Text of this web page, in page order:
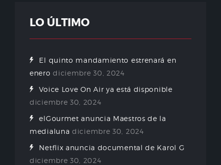
LO ÚLTIMO
El quinto mandamiento estrenará en
enero diciembre 30, 2024
Voice Love On Air ya está disponible
diciembre 30, 2024
elGourmet anuncia Maestros de la
medialuna diciembre 30, 2024
Netflix anuncia documental de Karol G
diciembre 30, 2024